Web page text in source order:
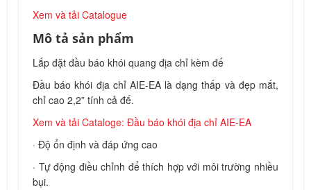
Xem và tải Catalogue
Mô tả sản phẩm
Lắp đặt đầu báo khói quang địa chỉ kèm đế
Đầu báo khói địa chỉ AIE-EA là dạng thấp và đẹp mắt,
chỉ cao 2,2” tính cả đế.
Xem và tải Cataloge: Đầu báo khói địa chỉ AIE-EA
· Độ ổn định và đáp ứng cao
· Tự động điều chỉnh để thích hợp với môi trường nhiều
bụi.